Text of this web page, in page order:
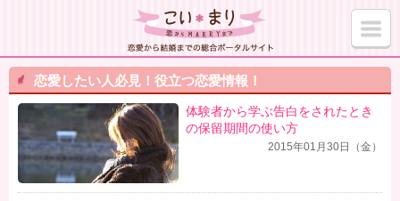
恋愛したい人必見！役立つ恋愛情報！
体験者から学ぶ告白をされたとき
の保留期間の使い方
2015年01月30日（金）